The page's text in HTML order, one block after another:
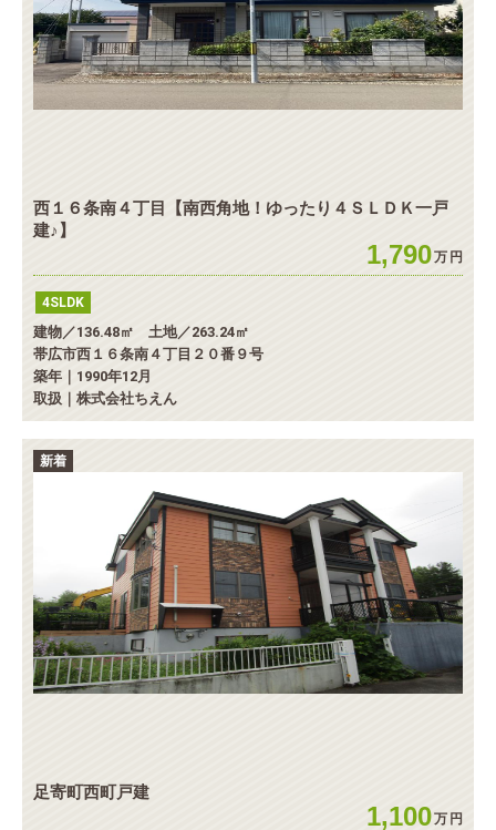
西１６条南４丁目【南西角地！ゆったり４ＳＬＤＫ一戸
建♪】
1,790万 円
4SLDK
建物／136.48㎡ 土地／263.24㎡
帯広市西１６条南４丁目２０番９号
築年｜1990年12月
取扱｜株式会社ちえん
新着
足寄町西町戸建
1,100万 円